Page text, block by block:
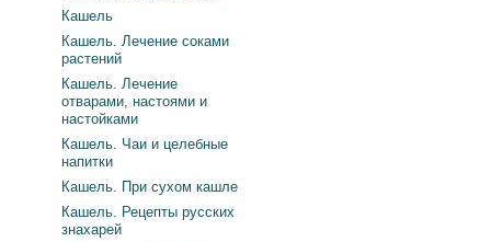
Кашель
Кашель. Лечение соками
растений
Кашель. Лечение
отварами, настоями и
настойками
Кашель. Чаи и целебные
напитки
Кашель. При сухом кашле
Кашель. Рецепты русских
знахарей